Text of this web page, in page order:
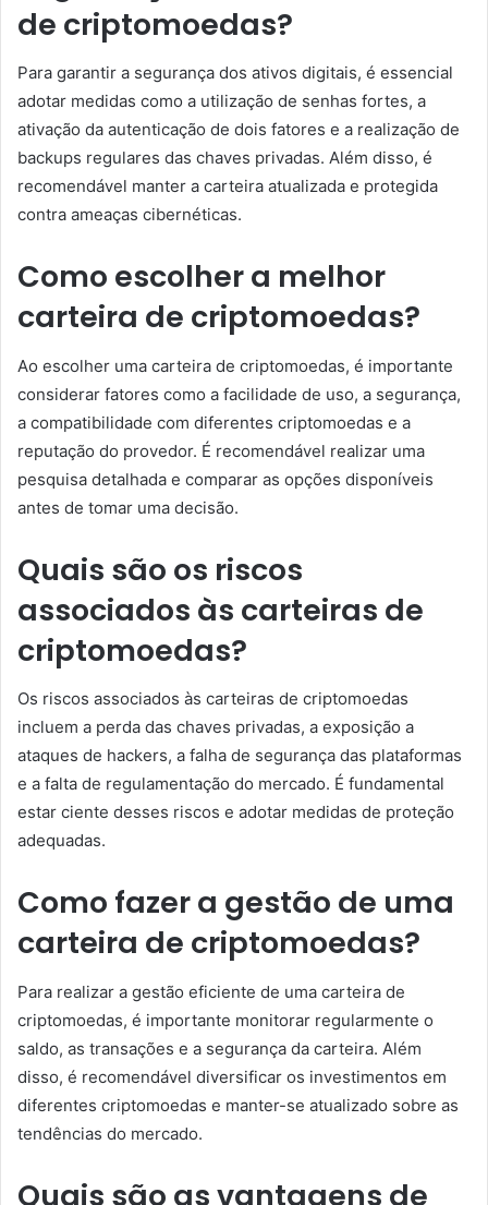
de criptomoedas?
Para garantir a segurança dos ativos digitais, é essencial
adotar medidas como a utilização de senhas fortes, a
ativação da autenticação de dois fatores e a realização de
backups regulares das chaves privadas. Além disso, é
recomendável manter a carteira atualizada e protegida
contra ameaças cibernéticas.
Como escolher a melhor
carteira de criptomoedas?
Ao escolher uma carteira de criptomoedas, é importante
considerar fatores como a facilidade de uso, a segurança,
a compatibilidade com diferentes criptomoedas e a
reputação do provedor. É recomendável realizar uma
pesquisa detalhada e comparar as opções disponíveis
antes de tomar uma decisão.
Quais são os riscos
associados às carteiras de
criptomoedas?
Os riscos associados às carteiras de criptomoedas
incluem a perda das chaves privadas, a exposição a
ataques de hackers, a falha de segurança das plataformas
e a falta de regulamentação do mercado. É fundamental
estar ciente desses riscos e adotar medidas de proteção
adequadas.
Como fazer a gestão de uma
carteira de criptomoedas?
Para realizar a gestão eficiente de uma carteira de
criptomoedas, é importante monitorar regularmente o
saldo, as transações e a segurança da carteira. Além
disso, é recomendável diversificar os investimentos em
diferentes criptomoedas e manter-se atualizado sobre as
tendências do mercado.
Quais são as vantagens de